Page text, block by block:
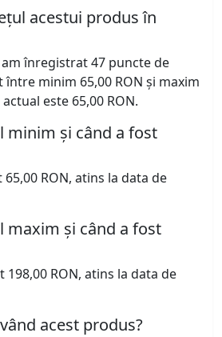
acestui produs în
înregistrat 47 puncte de
minim 65,00 RON și maxim
este 65,00 RON.
minim și când a fost
RON, atins la data de
maxim și când a fost
RON, atins la data de
acest produs?